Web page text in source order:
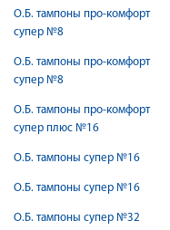
О.Б. тампоны про-комфорт
супер №8
О.Б. тампоны про-комфорт
супер №8
О.Б. тампоны про-комфорт
супер плюс №16
О.Б. тампоны супер №16
О.Б. тампоны супер №16
О.Б. тампоны супер №32